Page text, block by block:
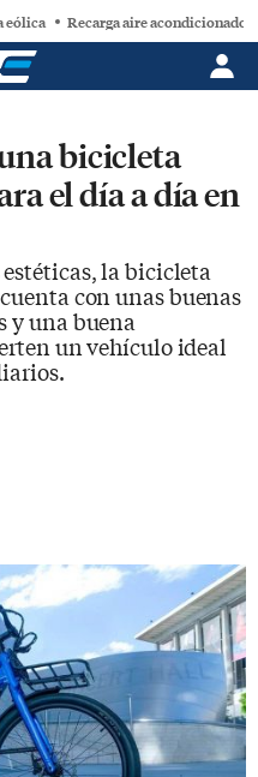
eólica Recarga aire acondicionado
bicicleta
el día a día en
la bicicleta
con unas buenas
y una buena
un vehículo ideal